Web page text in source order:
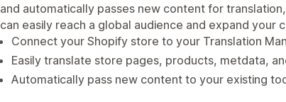
and automatically passes new content for
can easily reach a global audience and expand your
Connect your Shopify store to your Translation
Easily translate store pages, products, metdata,
Automatically pass new content to your existing